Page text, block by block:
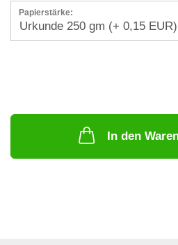
Papierstärke:
In den